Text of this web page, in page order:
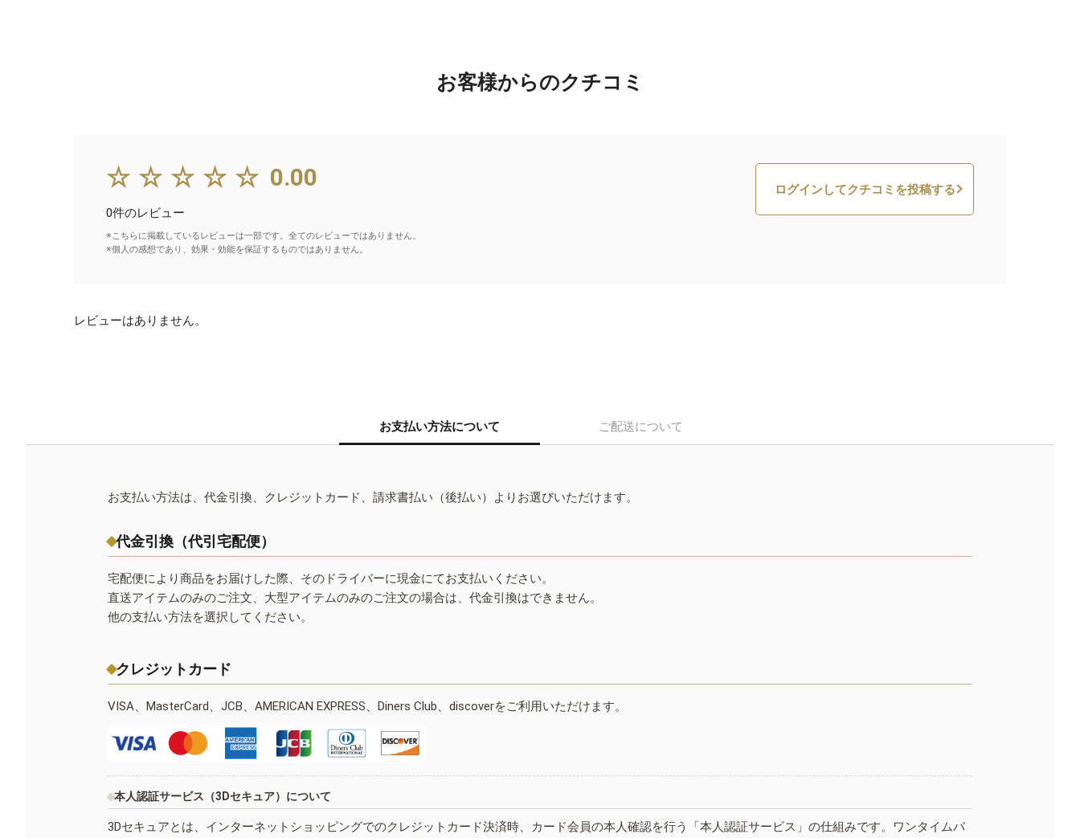
お客様からのクチコミ
☆☆☆☆☆ 0.00
0件のレビュー
※こちらに掲載しているレビューは一部です。全てのレビューではありません。
※個人の感想であり、効果・効能を保証するものではありません。
ログインしてクチコミを投稿する
レビューはありません。
お支払い方法について ご配送について
お支払い方法は、代金引換、クレジットカード、請求書払い（後払い）よりお選びいただけます。
代金引換（代引宅配便）
宅配便により商品をお届けした際、そのドライバーに現金にてお支払いください。
直送アイテムのみのご注文、大型アイテムのみのご注文の場合は、代金引換はできません。
他の支払い方法を選択してください。
クレジットカード
VISA、MasterCard、JCB、AMERICAN EXPRESS、Diners Club、discoverをご利用いただけます。
本人認証サービス（3Dセキュア）について
3Dセキュアとは、インターネットショッピングでのクレジットカード決済時、カード会員の本人確認を行う「本人認証サービス」の仕組みです。ワンタイムパ